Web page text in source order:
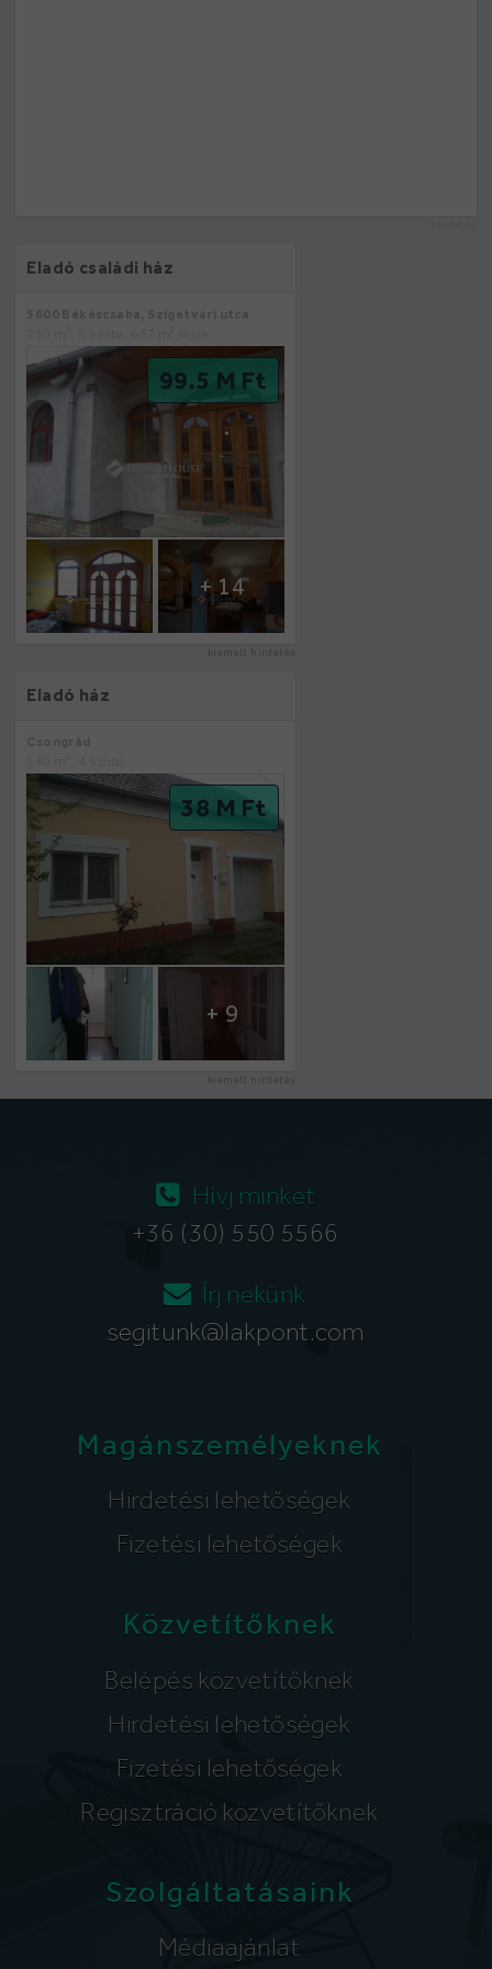
Eladó családi ház
99.5 M Ft
+ 14
kiemelt hirdetés
Eladó ház
38 M Ft
+ 9
kiemelt hirdetés
Hívj minket
+36 (30) 550 5566
Írj nekünk
segitunk@lakpont.com
Magánszemélyeknek
Hirdetési lehetőségek
Fizetési lehetőségek
Közvetítőknek
Belépés közvetítőknek
Hirdetési lehetőségek
Fizetési lehetőségek
Regisztráció közvetítőknek
Szolgáltatásaink
Médiaajánlat